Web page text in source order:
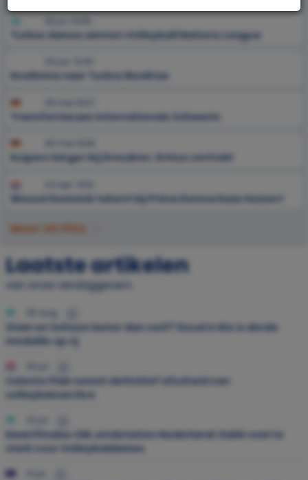
Turkse dames winnen Volleyball Nations League
Knollema naar Turkse Besiktas
Transfernieuws internationals Schwerin
Kuipers langer bij Dresdner, Entius vertrekt
Wessel Keemink tekent bij Prima Donna Kaas Huizen!
Meer VK Flits
Laatste artikelen
van onze verslaggevers
Stam en Schoon beter dan ooit? Goud in Rio is derde
medaille op rij
Celeste Plak neemt definitief afscheid van
volleybalcarrière
Kwartfinales VNL eindstation Nederland; Italië veel te
sterk voor Volleybaldames
Geef toestemming of stel uw eigen keuze in. U
onderaan de pagina opcookie-instellingen.te